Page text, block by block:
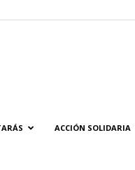
ACCIÓN SOLIDARIA